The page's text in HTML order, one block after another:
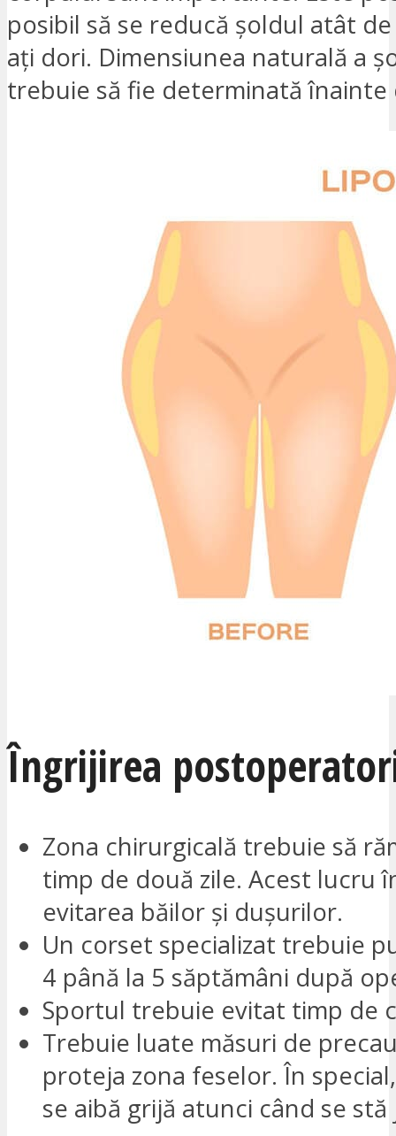
posibil să se reducă șoldul atât
ați dori. Dimensiunea naturală a
trebuie să fie determinată înainte
Îngrijirea
Zona chirurgicală trebuie să
timp de două zile. Acest lucru
evitarea băilor și dușurilor.
Un corset specializat trebuie
4 până la 5 săptămâni după
Sportul trebuie evitat timp de
Trebuie luate măsuri de
proteja zona feselor. În
se aibă grijă atunci când se stă